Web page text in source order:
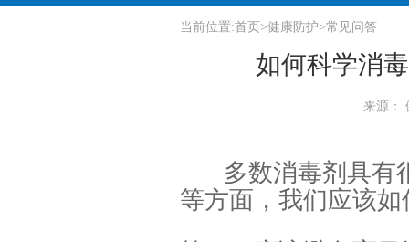
当前位置:首页 >健康防护>常见问答
如何科学消
来源：
多数消毒剂具有
等方面，我们应该